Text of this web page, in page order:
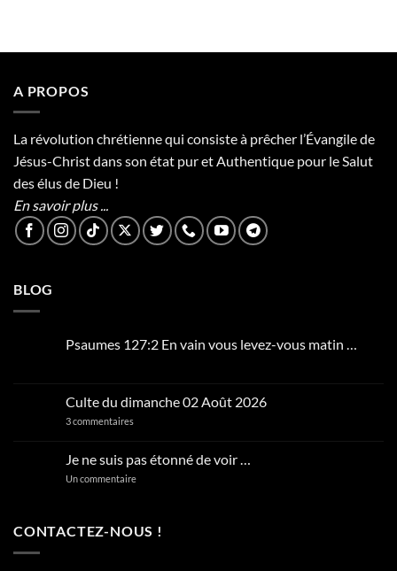
A PROPOS
La révolution chrétienne qui consiste à prêcher l’Évangile de
Jésus-Christ dans son état pur et Authentique pour le Salut
des élus de Dieu !
En savoir plus ...
BLOG
Psaumes 127:2 En vain vous levez-vous matin …
Psaumes
127:2
En
levez-
vous
matin
Culte du dimanche 02 Août 2026
3 commentairessur
dimanche
02
Août
Je ne suis pas étonné de voir …
Un commentairesur
étonné
CONTACTEZ-NOUS !